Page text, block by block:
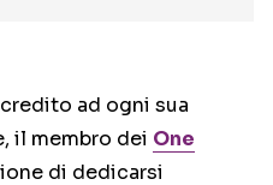
ad ogni sua
il membro dei One
di dedicarsi